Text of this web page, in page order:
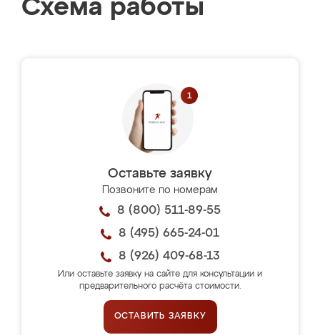
Схема работы
Оставьте заявку
Позвоните по номерам
8 (800) 511-89-55
8 (495) 665-24-01
8 (926) 409-68-13
Или оставьте заявку на сайте для консультации и
предварительного расчёта стоимости.
ОСТАВИТЬ ЗАЯВКУ